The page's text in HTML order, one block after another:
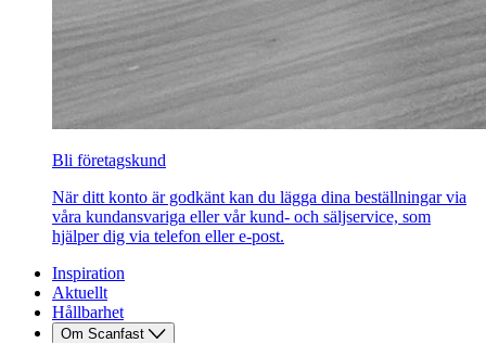
Bli företagskund
När ditt konto är godkänt kan du lägga dina beställningar via
våra kundansvariga eller vår kund- och säljservice, som
hjälper dig via telefon eller e-post.
Inspiration
Aktuellt
Hållbarhet
Om Scanfast